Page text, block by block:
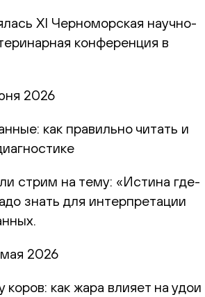
XI Черноморская научно-
конференция в
2026
как правильно читать и
стрим на тему: «Истина где-
знать для интерпретации
2026
коров: как жара влияет на удои